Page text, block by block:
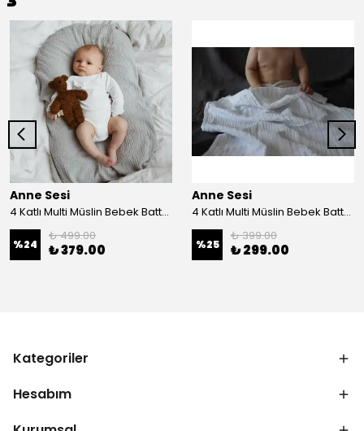
Anne Sesi
4 Katlı Multi Müslin Bebek Battaniyesi %100 Organik Pamuk 100x100 cm
%24
₺ 499.00
₺ 379.00
Anne Sesi
4 Katlı Multi Müslin Bebek Battaniyesi %100 Organik Pamuk 70x100 cm
%25
₺ 399.00
₺ 299.00
Kategoriler
Hesabım